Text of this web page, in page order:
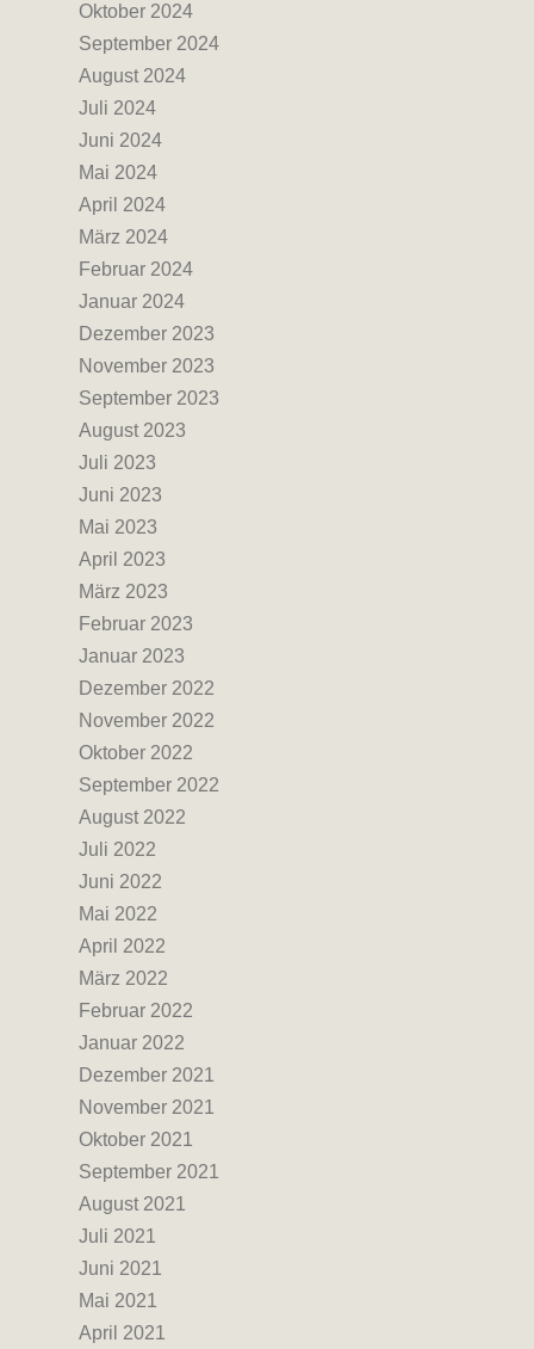
Oktober 2024
September 2024
August 2024
Juli 2024
Juni 2024
Mai 2024
April 2024
März 2024
Februar 2024
Januar 2024
Dezember 2023
November 2023
September 2023
August 2023
Juli 2023
Juni 2023
Mai 2023
April 2023
März 2023
Februar 2023
Januar 2023
Dezember 2022
November 2022
Oktober 2022
September 2022
August 2022
Juli 2022
Juni 2022
Mai 2022
April 2022
März 2022
Februar 2022
Januar 2022
Dezember 2021
November 2021
Oktober 2021
September 2021
August 2021
Juli 2021
Juni 2021
Mai 2021
April 2021